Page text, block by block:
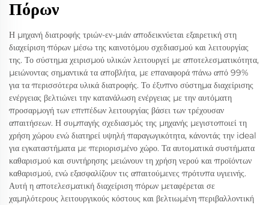
Πόρων
Η μηχανή διατροφής τριών-εν-μιάν αποδεικνύεται εξαιρετική στη
διαχείριση πόρων μέσω της καινοτόμου σχεδιασμού και λειτουργίας
της. Το σύστημα χειρισμού υλικών λειτουργεί με αποτελεσματικότητα,
μειώνοντας σημαντικά τα αποβλήτα, με επαναφορά πάνω από 99%
για τα περισσότερα υλικά διατροφής. Το έξυπνο σύστημα διαχείρισης
ενέργειας βελτιώνει την κατανάλωση ενέργειας με την αυτόματη
προσαρμογή των επιπέδων λειτουργίας βάσει των τρέχουσαν
απαιτήσεων. Η συμπαγής σχεδιασμός της μηχανής μεγιστοποιεί τη
χρήση χώρου ενώ διατηρεί υψηλή παραγωγικότητα, κάνοντάς την ideal
για εγκαταστήματα με περιορισμένο χώρο. Τα αυτοματικά συστήματα
καθαρισμού και συντήρησης μειώνουν τη χρήση νερού και προϊόντων
καθαρισμού, ενώ εξασφαλίζουν τις απαιτούμενες πρότυπα υγιεινής.
Αυτή η αποτελεσματική διαχείριση πόρων μεταφέρεται σε
χαμηλότερους λειτουργικούς κόστους και βελτιωμένη περιβαλλοντική